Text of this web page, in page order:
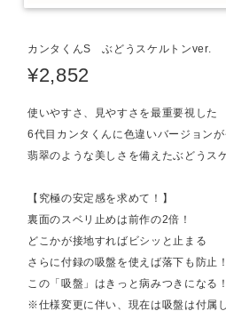
カンタくんS ぶどうスケルトンver.
¥2,852
使いやすさ、見やすさを最重要視した
6代目カンタくんに色違いバージョンが
翡翠のような美しさを備えたぶどうス
【究極の安定感を求めて！】
裏面のスベリ止めは前作の2倍！
どこかが接地すればビシッと止まる
さらに付録の吸盤を使えば落下も防止！
この「吸盤」はきっと病みつきになる
※仕様変更に伴い、現在は吸盤は付属